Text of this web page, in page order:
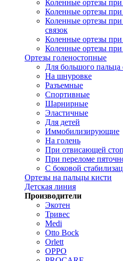
Коленные ортезы при
Коленные ортезы при
Коленные ортезы
связок
Коленные ортезы при
Коленные ортезы
Ортезы голеностопные
Для большого пальца
На шнуровке
Разъемные
Спортивные
Шарнирные
Эластичные
Для детей
Иммобилизирующие
На голень
При отвисающей
При переломе
С боковой
Ортезы на пальцы кисти
Детская линия
Производители
Экотен
Тривес
Medi
Otto Bock
Orlett
OPPO